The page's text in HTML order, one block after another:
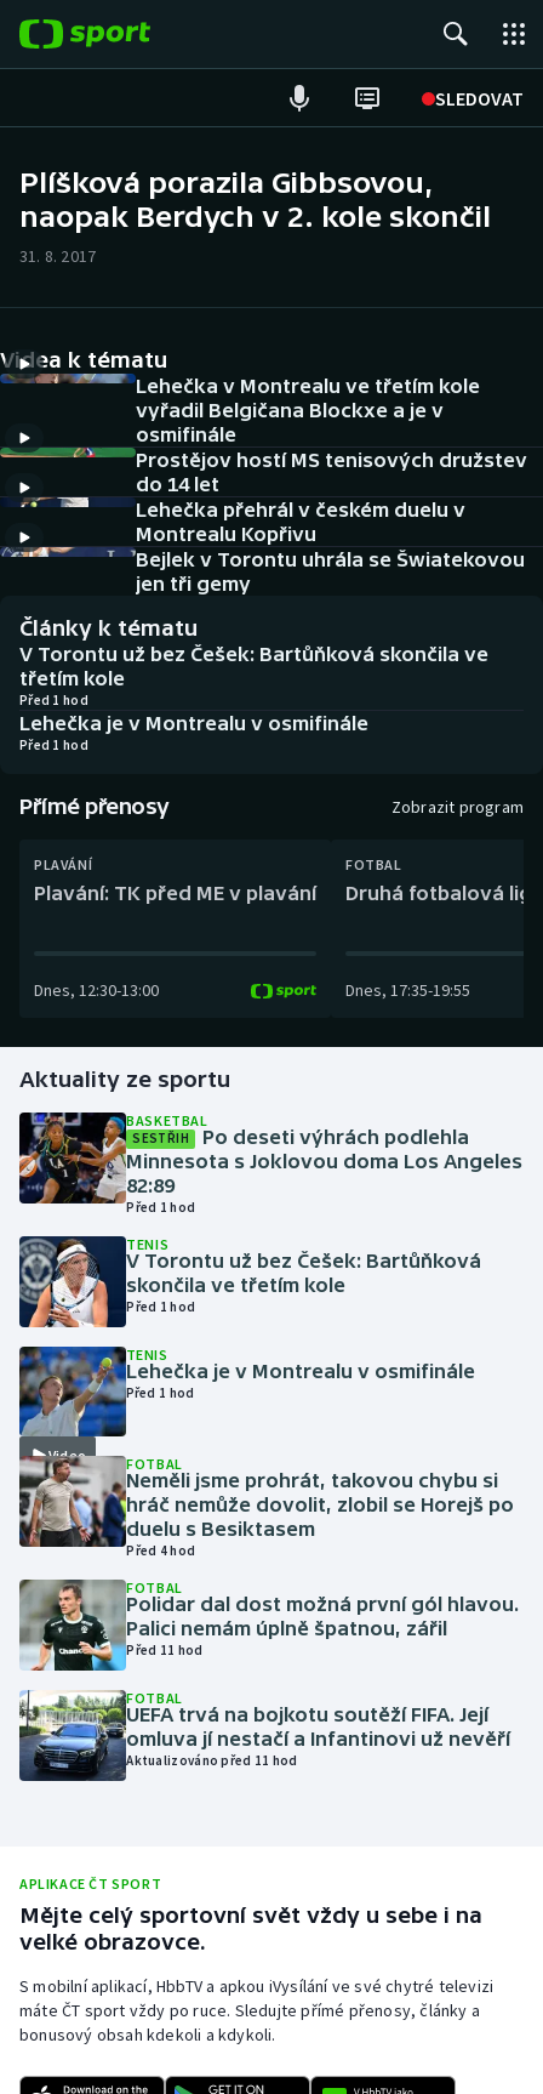
SLEDOVAT
Hokej
Cyklistika
DALŠÍ SPORTY
Americký fotbal
Baseball a softbal
Basketbal
Biatlon
Boby a skeleton
Box
Curling
Golf
Gymnastika
Házená
Jezdectví
Judo
Krasobruslení
Lezení
Lyže a snowboard
Moderní pětiboj
Motorsport
Olympijské hry
Parasport
Plavání
Rychlostní kanoistika
Short track
NEPŘEHLÉDNĚTE
Soutěže
Historické návraty
Aplikace ČT sport
AZ kvíz
Plíšková porazila Gibbsovou,
naopak Berdych v 2. kole skončil
31. 8. 2017
Videa k tématu
Lehečka v Montrealu ve třetím kole
vyřadil Belgičana Blockxe a je v
osmifinále
Prostějov hostí MS tenisových družstev
do 14 let
Lehečka přehrál v českém duelu v
Montrealu Kopřivu
Bejlek v Torontu uhrála se Šwiatekovou
jen tři gemy
Články k tématu
V Torontu už bez Češek: Bartůňková skončila ve
třetím kole
Před 1 hod
Lehečka je v Montrealu v osmifinále
Před 1 hod
Přímé přenosy Zobrazit program
PLAVÁNÍ
Plavání: TK před ME v plavání
Dnes, 12:30-13:00
FOTBAL
Druhá fotbalová
Dnes, 17:35-19:55
Aktuality ze sportu
BASKETBAL
SESTŘIH
Po deseti výhrách podlehla
Minnesota s Joklovou doma Los Angeles
82:89
Před 1 hod
TENIS
V Torontu už bez Češek: Bartůňková
skončila ve třetím kole
Před 1 hod
Video
TENIS
Lehečka je v Montrealu v osmifinále
Před 1 hod
FOTBAL
Neměli jsme prohrát, takovou chybu si
hráč nemůže dovolit, zlobil se Horejš po
duelu s Besiktasem
Před 4 hod
FOTBAL
Polidar dal dost možná první gól hlavou.
Palici nemám úplně špatnou, zářil
Před 11 hod
FOTBAL
UEFA trvá na bojkotu soutěží FIFA. Její
omluva jí nestačí a Infantinovi už nevěří
Aktualizováno před 11 hod
APLIKACE ČT SPORT
Mějte celý sportovní svět vždy u sebe i na
velké obrazovce.
S mobilní aplikací, HbbTV a apkou iVysílání ve své chytré televizi
máte ČT sport vždy po ruce. Sledujte přímé přenosy, články a
bonusový obsah kdekoli a kdykoli.